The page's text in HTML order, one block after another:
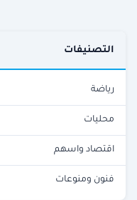
التصنيفات
رياضة
محليات
اقتصاد واسهم
فنون ومنوعات